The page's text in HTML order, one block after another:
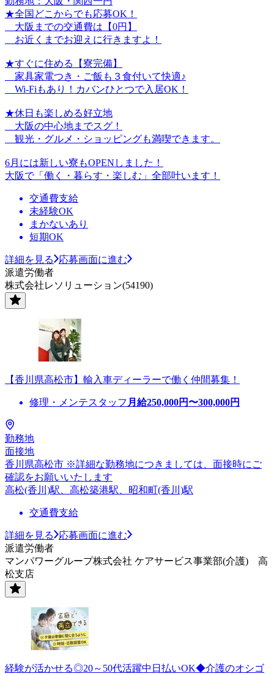
★全国どこからでも応募OK！
大阪までの交通費は【0円】
お近くまでお迎えに行きますよ！
★すぐに住める【寮完備】
家具家電つき・ご飯も３食付いて快適♪
Wi-Fiもあり！カバンひとつで入居OK！
★休日も楽しめる好立地
大阪の中心地までスグ！
観光・グルメ・ショッピングも満喫できます。
6月には新しい寮もOPENしました！
大阪で「働く・暮らす・楽しむ」全部叶います！
交通費支給
未経験OK
まかないあり
短期OK
詳細を見る
応募画面に進む
派遣労働者
株式会社レソリューション(54190)
【香川県高松市】輸入車ディーラーで働く仲間募集！
修理・メンテスタッフ 月給250,000円〜300,000円
勤務地
面接地
香川県高松市 ※詳細な勤務地につきましては、面接時にご
確認をお願いいたします
高松(香川)駅、高松築港駅、昭和町(香川)駅
交通費支給
詳細を見る
応募画面に進む
派遣労働者
マンパワーグループ株式会社 ケアサービス事業部(介護) 高
松支店
経験が活かせる◎20～50代活躍中日払いOK◆介護のオシゴ